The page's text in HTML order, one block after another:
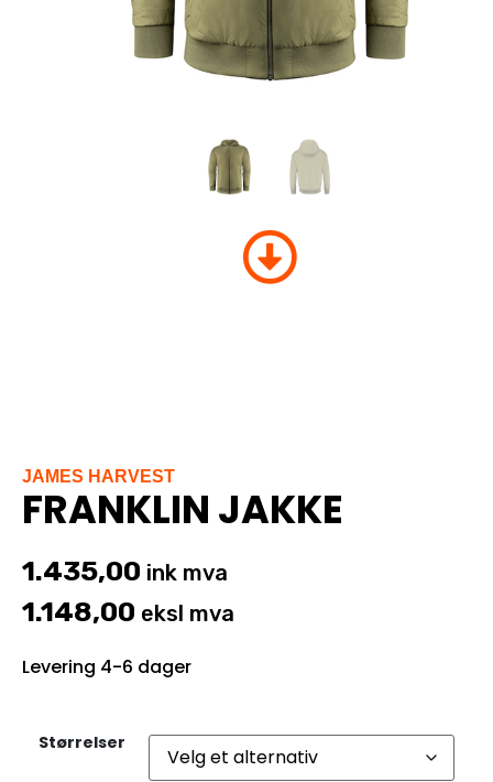
JAMES HARVEST
FRANKLIN JAKKE
1.435,00 ink mva
1.148,00 eksl mva
Levering 4-6 dager
Størrelser